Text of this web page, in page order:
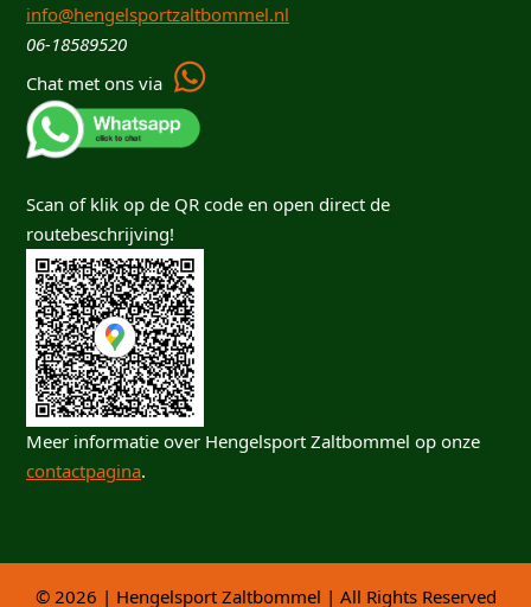
info@hengelsportzaltbommel.nl
06-18589520
Chat met ons via
Scan of klik op de QR code en open direct de
routebeschrijving!
Meer informatie over Hengelsport Zaltbommel op onze
contactpagina.
© 2026 | Hengelsport Zaltbommel | All Rights Reserved